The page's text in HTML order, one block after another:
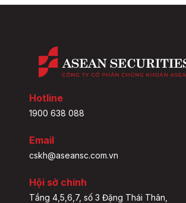
Hotline
1900 638 088
Email
cskh@aseansc.com.vn
Hội sở chính
Tầng 4,5,6,7, số 3 Đặng Thái Thân,